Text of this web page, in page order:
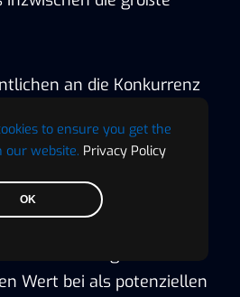
to ensure you get the
our website. Privacy Policy
OK
an die Konkurrenz
Kunden den Kauf
aus dem Krypto-
Vanguard misst
Wert bei als potenziellen